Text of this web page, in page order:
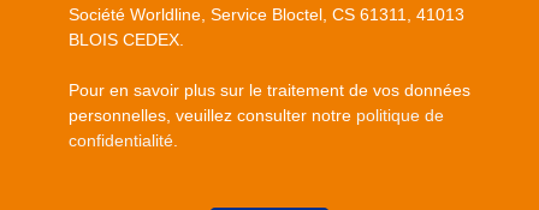
Société Worldline, Service Bloctel, CS 61311, 41013
BLOIS CEDEX.
Pour en savoir plus sur le traitement de vos données
personnelles, veuillez consulter notre politique de
confidentialité